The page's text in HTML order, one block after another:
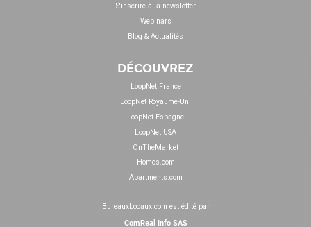
S'inscrire à la newsletter
Webinars
Blog & Actualités
DÉCOUVREZ
LoopNet France
LoopNet Royaume-Uni
LoopNet Espagne
LoopNet USA
OnTheMarket
Homes.com
Apartments.com
BureauxLocaux.com est édité par
ComReal Info SAS